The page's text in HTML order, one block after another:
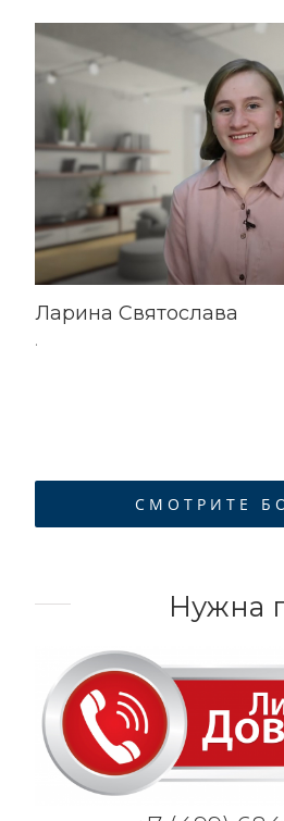
Ларина Святослава
.
СМОТРИТЕ
Нужна